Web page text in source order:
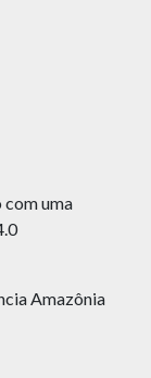
com uma
Amazônia